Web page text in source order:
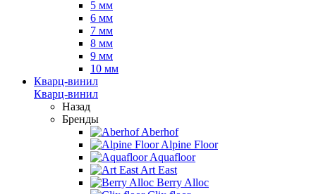
5 мм
6 мм
7 мм
8 мм
9 мм
10 мм
Кварц-винил
Кварц-винил
Назад
Бренды
Aberhof
Alpine Floor
Aquafloor
Art East
Berry Alloc